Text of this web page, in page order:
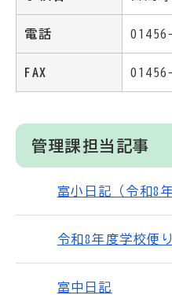
電話
FAX
管理課担当記事
富小日記（令和8
令和8年度学校便り
富中日記